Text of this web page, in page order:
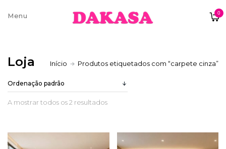
0
Sobre nós
Loja Início Produtos etiquetados com “carpete cinza”
A mostrar todos os 2 resultados